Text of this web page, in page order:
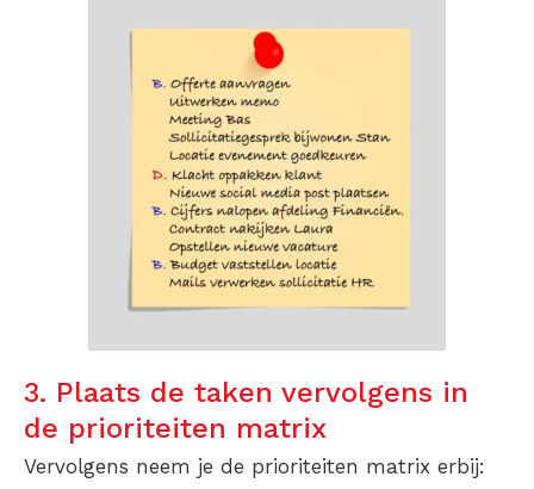
3. Plaats de taken vervolgens in
de prioriteiten matrix
Vervolgens neem je de prioriteiten matrix erbij: